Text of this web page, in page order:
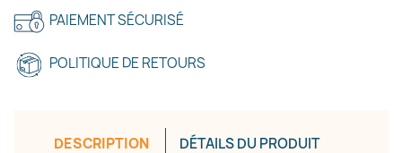
PAIEMENT SÉCURISÉ
POLITIQUE DE RETOURS
DESCRIPTION DÉTAILS DU PRODUIT
Créer une liste d'envies
Nom de la liste d'envies